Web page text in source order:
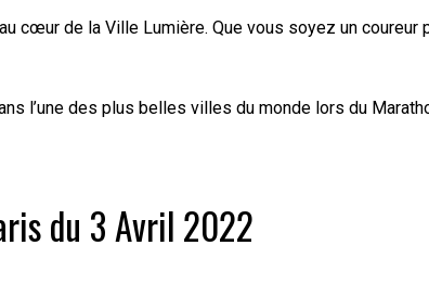
de la Ville Lumière. Que vous soyez un
l’une des plus belles villes du monde lors du
du 3 Avril 2022